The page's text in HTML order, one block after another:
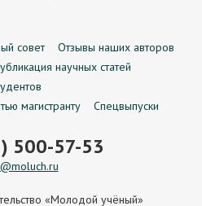
совет
Отзывы наших авторов
научных статей
магистранту
Спецвыпуски
500-57-53
«Молодой учёный»